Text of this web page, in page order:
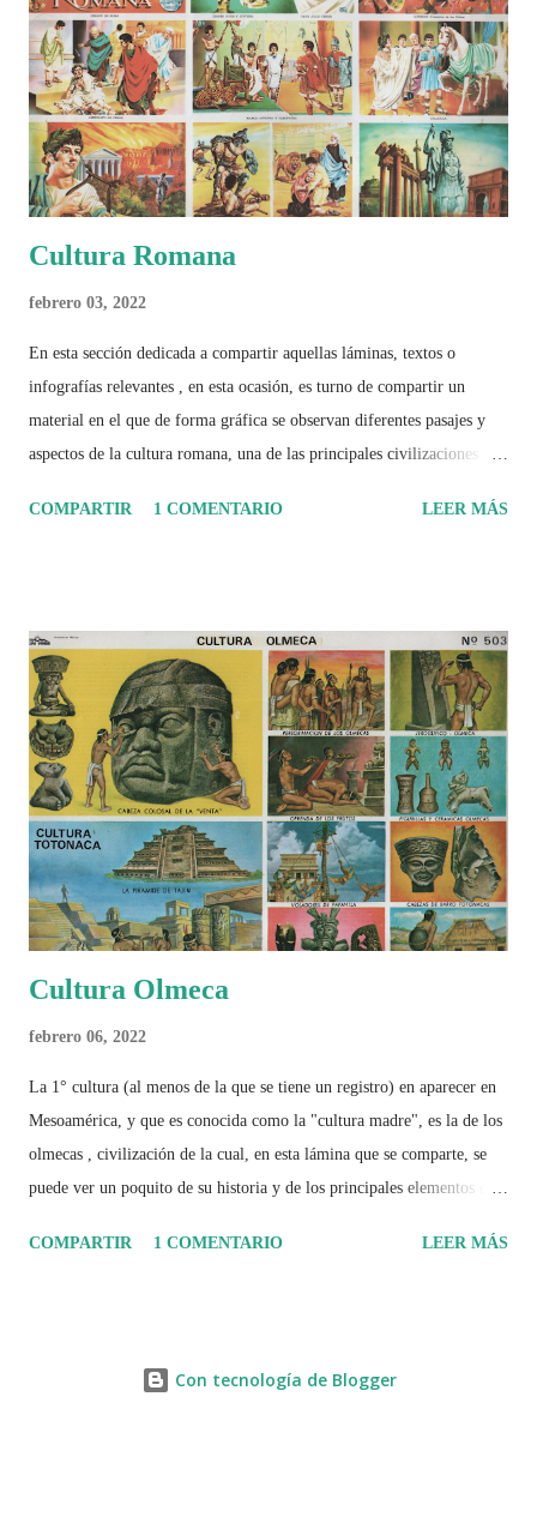
deporte, la identidad nacional, la globalización, la comercialización y
el papel del fútbol como reflejo de nuestras sociedades . Son 230
páginas de análisis, ilustraciones originales y ...
Cultura Romana
febrero 03, 2022
En esta sección dedicada a compartir aquellas láminas, textos o
infografías relevantes , en esta ocasión, es turno de compartir un
material en el que de forma gráfica se observan diferentes pasajes y
aspectos de la cultura romana, una de las principales civilizaciones que
COMPARTIR
1 COMENTARIO LEER MÁS
Cultura Olmeca
febrero 06, 2022
La 1° cultura (al menos de la que se tiene un registro) en aparecer en
Mesoamérica, y que es conocida como la "cultura madre", es la de los
olmecas , civilización de la cual, en esta lámina que se comparte, se
puede ver un poquito de su historia y de los principales elementos que
COMPARTIR
1 COMENTARIO LEER MÁS
Con tecnología de Blogger